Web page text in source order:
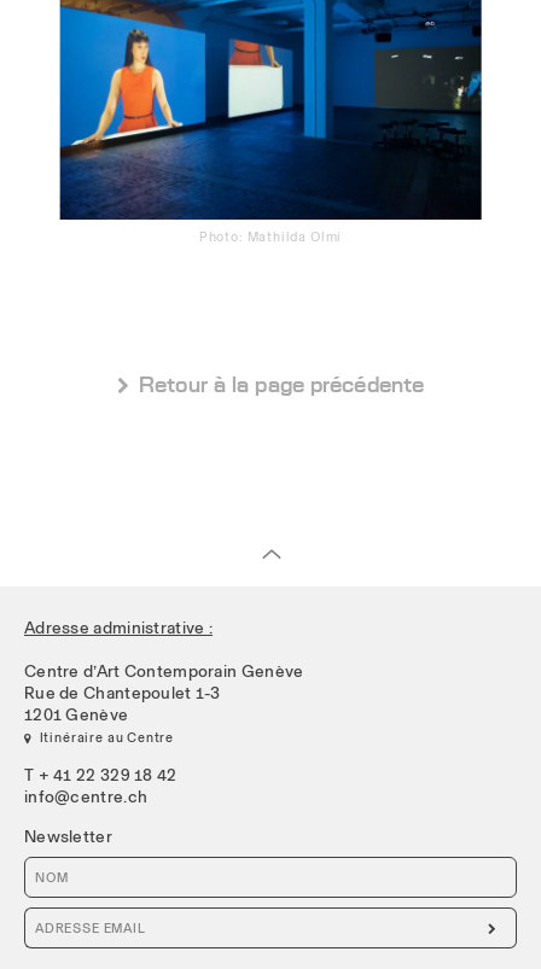
Photo: Mathilda Olmi
 Retour à la page précédente
Adresse administrative :
Centre d’Art Contemporain Genève
Rue de Chantepoulet 1-3
1201 Genève
 Itinéraire au Centre
T + 41 22 329 18 42
info@centre.ch
Newsletter
